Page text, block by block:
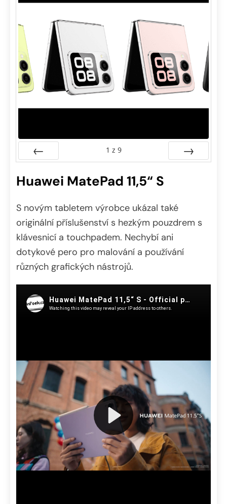
1 z 9
Huawei MatePad 11,5“ S
S novým tabletem výrobce ukázal také
originální příslušenství s hezkým pouzdrem s
klávesnicí a touchpadem. Nechybí ani
dotykové pero pro malování a používání
různých grafických nástrojů.